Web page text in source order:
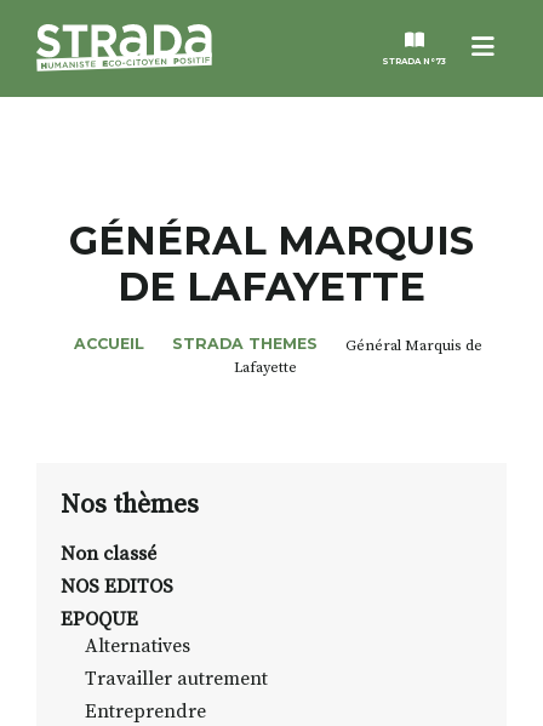
Menu
STRADA N°73
MAGAZINES
NOS THÈMES
ROSÉE DE MAI
RECHERCHER
FACEBOOK
GÉNÉRAL MARQUIS
DE LAFAYETTE
ACCUEIL STRADA THEMES
Général Marquis de
Lafayette
Nos thèmes
Non classé
NOS EDITOS
EPOQUE
Alternatives
Travailler autrement
Entreprendre